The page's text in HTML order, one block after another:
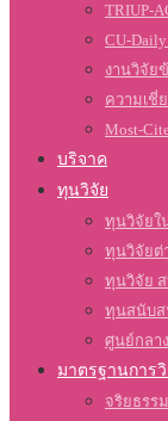
TRIUP-
CU-Daily
งานวิจัย
ความเชี่
Most-
บริจาค
ทุนวิจัย
ทุนวิจัยใ
ทุนวิจัยต่
ทุนวิจัย
ทุนสนับส
ศูนย์กลา
มาตรฐานการ
จริยธรร